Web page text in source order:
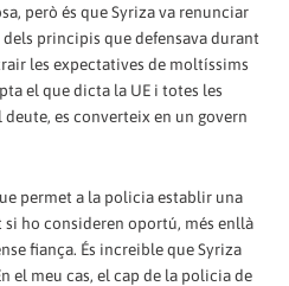
però és que Syriza va renunciar
principis que defensava durant
les expectatives de moltíssims
el que dicta la UE i totes les
es converteix en un govern
permet a la policia establir una
ho consideren oportú, més enllà
fiança. És increible que Syriza
el meu cas, el cap de la policia de